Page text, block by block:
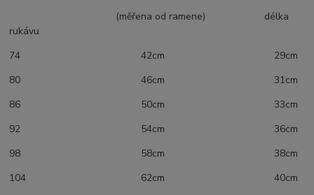
(měřena od ramene) délka
rukávu
74 42cm 29cm
80 46cm 31cm
86 50cm 33cm
92 54cm 36cm
98 58cm 38cm
104 62cm 40cm